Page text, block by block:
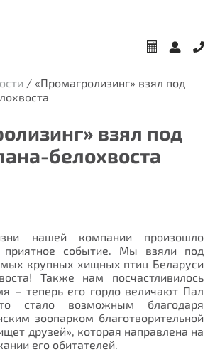
/ «Промагролизинг» взял под
взял под
белохвоста
нашей компании произошло
приятное событие. Мы взяли под
крупных хищных птиц Беларуси
Также нам посчастливилось
– теперь его гордо величают Пал
стало возможным благодаря
зоопарком благотворительной
друзей», которая направлена на
его обитателей.